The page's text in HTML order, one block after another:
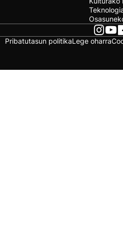
Pribatutasun politikaLege oharra